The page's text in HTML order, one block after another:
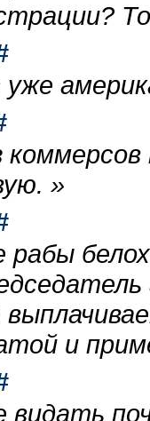
»
рабы
и
видать